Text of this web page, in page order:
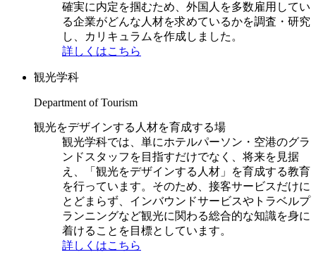
確実に内定を掴むため、外国人を多数雇用してい
る企業がどんな人材を求めているかを調査・研究
し、カリキュラムを作成しました。
詳しくはこちら
観光学科
Department of Tourism
観光をデザインする人材を育成する場
観光学科では、単にホテルパーソン・空港のグラ
ンドスタッフを目指すだけでなく、将来を見据
え、「観光をデザインする人材」を育成する教育
を行っています。そのため、接客サービスだけに
とどまらず、インバウンドサービスやトラベルプ
ランニングなど観光に関わる総合的な知識を身に
着けることを目標としています。
詳しくはこちら